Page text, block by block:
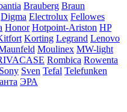
Brauberg Braun
Digma Electrolux Fellowes
Honor Hotpoint-Ariston HP
Korting Legrand Lenovo
Moulinex MW-light
Rombica Rowenta
Sony Sven Tefal Telefunken
ЭРА